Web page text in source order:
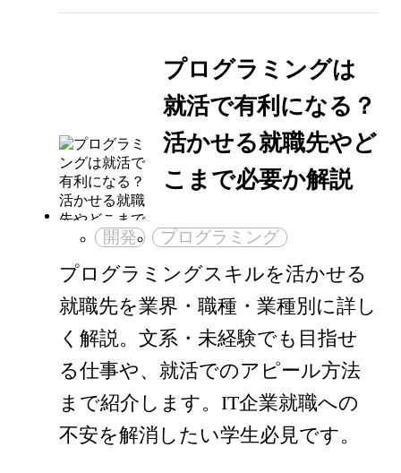
プログラミングは
就活で有利になる？
活かせる就職先やど
こまで必要か解説
開発 プログラミング
プログラミングスキルを活かせる
就職先を業界・職種・業種別に詳し
く解説。文系・未経験でも目指せ
る仕事や、就活でのアピール方法
まで紹介します。IT企業就職への
不安を解消したい学生必見です。